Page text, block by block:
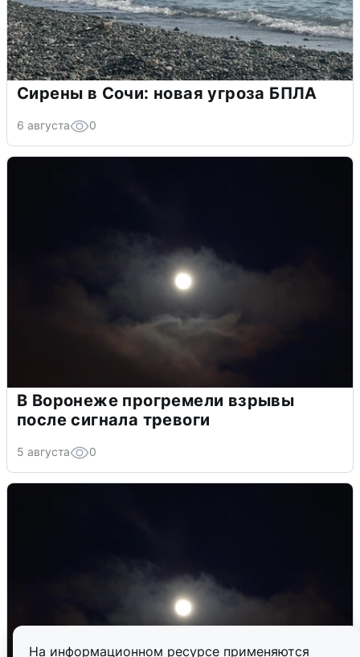
На информационном ресурсе применяются
Сирены в Сочи: новая угроза БПЛА
6 августа 0
В Воронеже прогремели взрывы
после сигнала тревоги
5 августа 0